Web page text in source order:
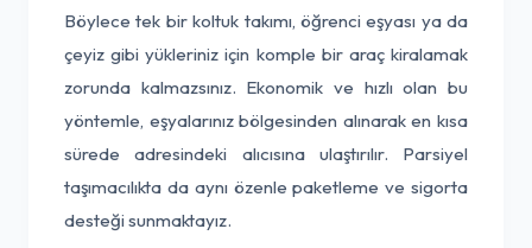
Böylece tek bir koltuk takımı, öğrenci eşyası ya da
çeyiz gibi yükleriniz için komple bir araç kiralamak
zorunda kalmazsınız. Ekonomik ve hızlı olan bu
yöntemle, eşyalarınız bölgesinden alınarak en kısa
sürede adresindeki alıcısına ulaştırılır. Parsiyel
taşımacılıkta da aynı özenle paketleme ve sigorta
desteği sunmaktayız.